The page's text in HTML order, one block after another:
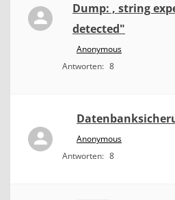
Dump: , string
detected"
Anonymous
Antworten: 8
Anonymous
Antworten: 8